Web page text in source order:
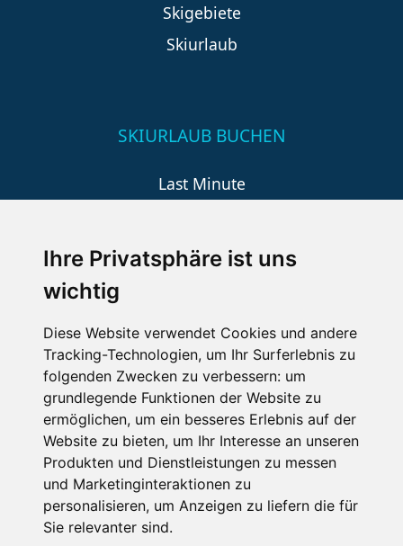
Ihre Privatsphäre ist uns
wichtig
Diese Website verwendet Cookies und andere
Tracking-Technologien, um Ihr Surferlebnis zu
folgenden Zwecken zu verbessern: um
grundlegende Funktionen der Website zu
ermöglichen, um ein besseres Erlebnis auf der
Website zu bieten, um Ihr Interesse an unseren
Produkten und Dienstleistungen zu messen
und Marketinginteraktionen zu
personalisieren, um Anzeigen zu liefern die für
Sie relevanter sind.
Skigebiete
Skiurlaub
SKIURLAUB BUCHEN
Last Minute
Wellness
SCHNEEHÖHEN SKI APP
Die Schneehoehen Ski APP für iOS und Android - Ein
Muss für alle Wintersportler und Schneefreaks!